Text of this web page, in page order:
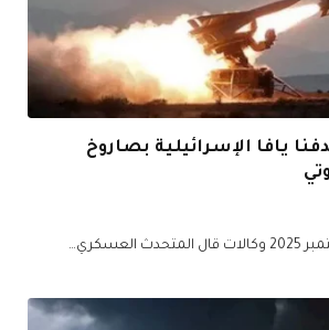
يافا الإسرائيلية بصاروخ